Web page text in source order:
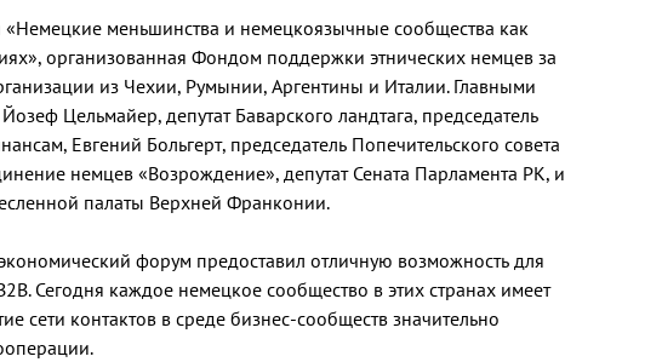
меньшинства и немецкоязычные сообщества как
организованная Фондом поддержки этнических немцев за
из Чехии, Румынии, Аргентины и Италии. Главными
Цельмайер, депутат Баварского ландтага, председатель
Евгений Больгерт, председатель Попечительского совета
немцев «Возрождение», депутат Сената Парламента РК, и
палаты Верхней Франконии.
форум предоставил отличную возможность для
Сегодня каждое немецкое сообщество в этих странах имеет
сети контактов в среде бизнес-сообществ значительно